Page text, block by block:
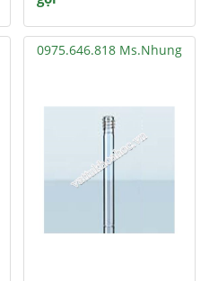
0975.646.818 Ms.Nhung